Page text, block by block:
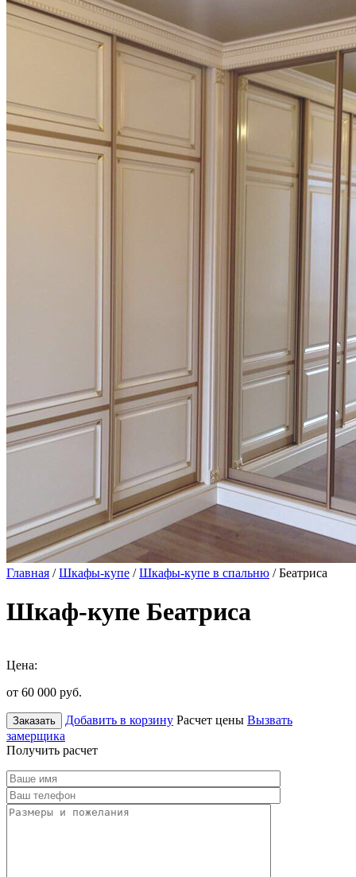
Главная /Шкафы-купе /Шкафы-купе в спальню / Беатриса
Шкаф-купе Беатриса
Цена:
от 60 000 руб.
Заказать Добавить в корзину Расчет цены Вызвать
замерщика
Получить расчет